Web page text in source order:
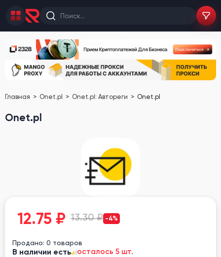
Главная Onet.pl Onet.pl: Автореги Onet.pl
Onet.pl
12.75 ₽ 13.30 ₽ -4%
Продано: 0 товаров
В наличии есть
осталось 5 шт.